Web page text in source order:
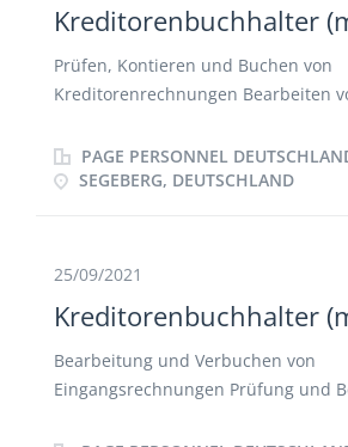
Reisekosten
Kreditorenbuchhalter
Prüfen, Kontieren und Buchen von
Kreditorenrechnungen Bearbeiten
Kreditorenkonten Verbuchen von
PAGE PERSONNEL
SEGEBERG, DEUTSCHLAND
25/09/2021
Kreditorenbuchhalter
Bearbeitung und Verbuchen von
Eingangsrechnungen Prüfung und